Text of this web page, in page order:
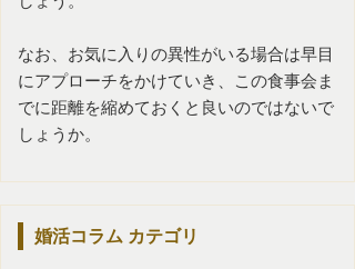
なお、お気に入りの異性がいる場合は早目
にアプローチをかけていき、この食事会ま
でに距離を縮めておくと良いのではないで
しょうか。
婚活コラム カテゴリ